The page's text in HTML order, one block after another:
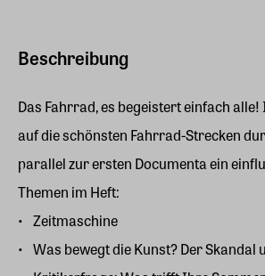
Beschreibung
Das Fahrrad, es begeistert einfach
auf die schönsten Fahrrad-Strecken
parallel zur ersten Documenta ein
Themen im Heft:
Zeitmaschine
Was bewegt die Kunst? Der